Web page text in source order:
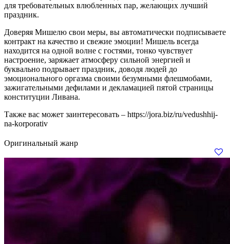
для требовательных влюбленных пар, желающих лучший
праздник.
Доверяя Мишелю свои меры, вы автоматически подписываете
контракт на качество и свежие эмоции! Мишель всегда
находится на одной волне с гостями, тонко чувствует
настроение, заряжает атмосферу сильной энергией и
буквально подрывает праздник, доводя людей до
эмоционального оргазма своими безумными флешмобами,
зажигательными дефилами и декламацией пятой страницы
конституции Ливана.
Также вас может заинтересовать – https://jora.biz/ru/vedushhij-
na-korporativ
Оригинальный жанр